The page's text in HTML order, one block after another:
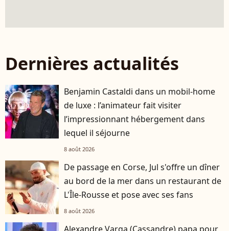
Dernières actualités
Benjamin Castaldi dans un mobil-home
de luxe : l’animateur fait visiter
l’impressionnant hébergement dans
lequel il séjourne
8 août 2026
De passage en Corse, Jul s'offre un dîner
au bord de la mer dans un restaurant de
L'Île-Rousse et pose avec ses fans
8 août 2026